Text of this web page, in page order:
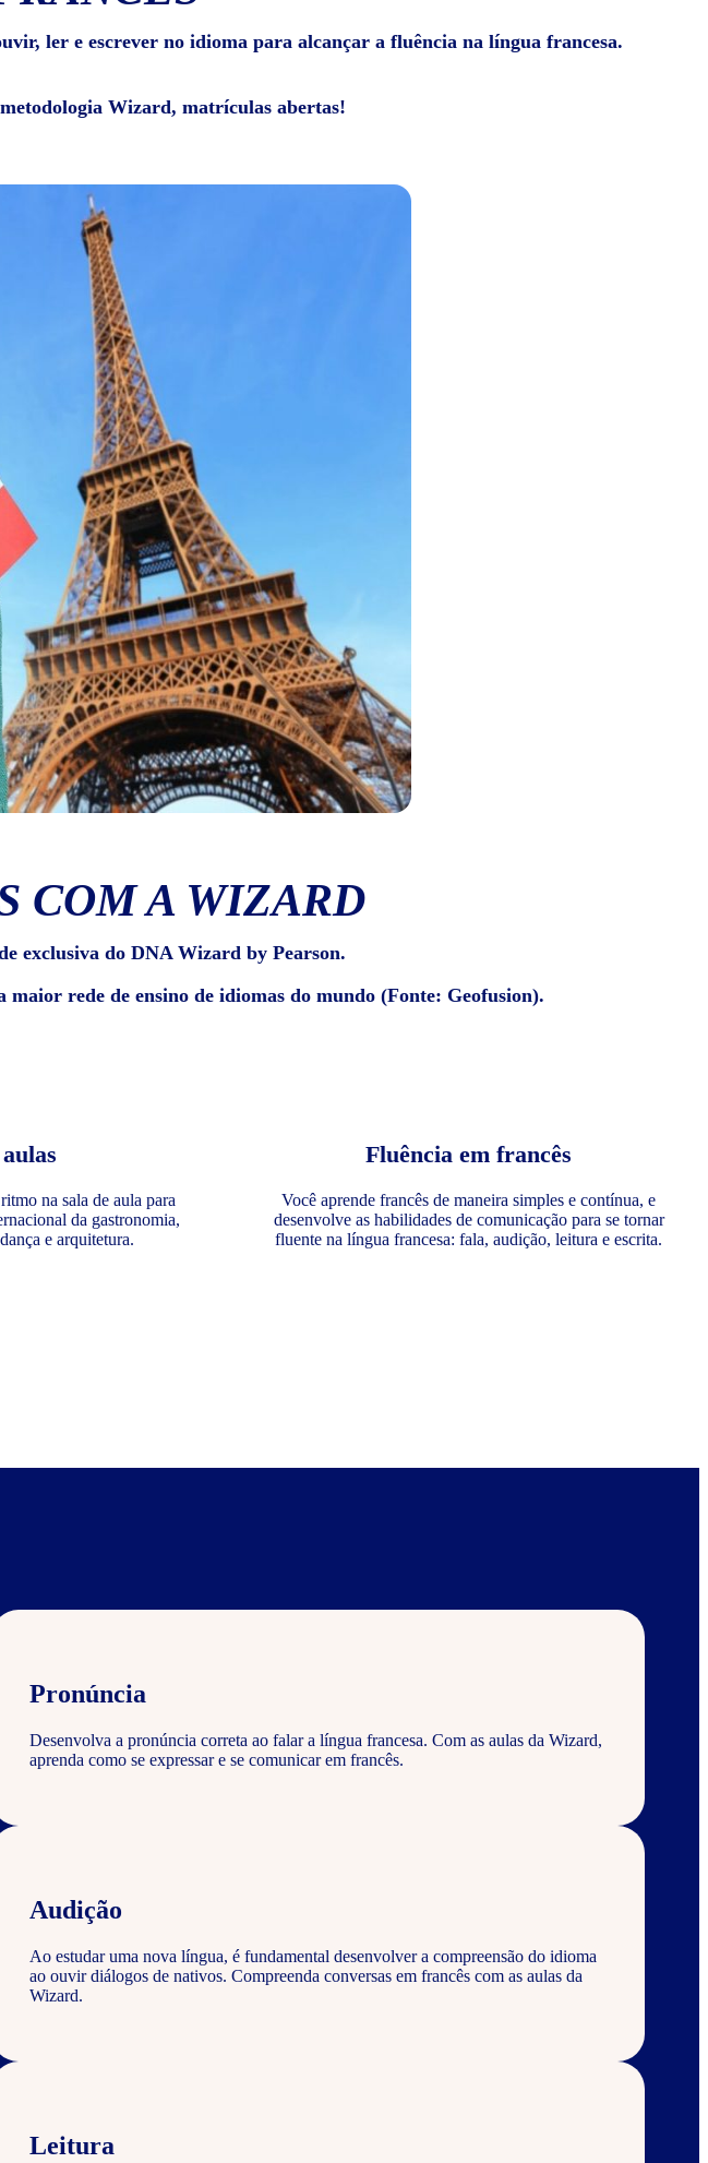
ler e escrever no idioma para alcançar a fluência na língua francesa.
Wizard, matrículas abertas!
COM A WIZARD
exclusiva do DNA Wizard by Pearson.
maior rede de ensino de idiomas do mundo (Fonte: Geofusion).
na sala de aula para
da gastronomia,
e arquitetura.
Fluência em francês
Você aprende francês de maneira simples e contínua, e
desenvolve as habilidades de comunicação para se tornar
fluente na língua francesa: fala, audição, leitura e escrita.
Pronúncia
Desenvolva a pronúncia correta ao falar a língua francesa. Com as aulas da Wizard,
aprenda como se expressar e se comunicar em francês.
Audição
Ao estudar uma nova língua, é fundamental desenvolver a compreensão do idioma
ao ouvir diálogos de nativos. Compreenda conversas em francês com as aulas da
Wizard.
Leitura